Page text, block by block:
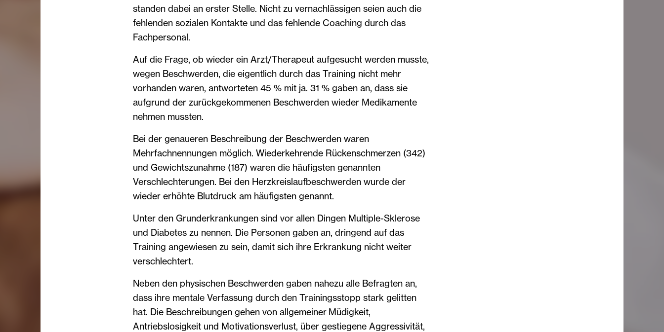
standen dabei an erster Stelle. Nicht zu vernachlässigen seien auch die
fehlenden sozialen Kontakte und das fehlende Coaching durch das
Fachpersonal.
Auf die Frage, ob wieder ein Arzt/Therapeut aufgesucht werden musste,
wegen Beschwerden, die eigentlich durch das Training nicht mehr
vorhanden waren, antworteten 45 % mit ja. 31 % gaben an, dass sie
aufgrund der zurückgekommenen Beschwerden wieder Medikamente
nehmen mussten.
Bei der genaueren Beschreibung der Beschwerden waren
Mehrfachnennungen möglich. Wiederkehrende Rückenschmerzen (342)
und Gewichtszunahme (187) waren die häufigsten genannten
Verschlechterungen. Bei den Herzkreislaufbeschwerden wurde der
wieder erhöhte Blutdruck am häufigsten genannt.
Unter den Grunderkrankungen sind vor allen Dingen Multiple-Sklerose
und Diabetes zu nennen. Die Personen gaben an, dringend auf das
Training angewiesen zu sein, damit sich ihre Erkrankung nicht weiter
verschlechtert.
Neben den physischen Beschwerden gaben nahezu alle Befragten an,
dass ihre mentale Verfassung durch den Trainingsstopp stark gelitten
hat. Die Beschreibungen gehen von allgemeiner Müdigkeit,
Antriebslosigkeit und Motivationsverlust, über gestiegene Aggressivität,